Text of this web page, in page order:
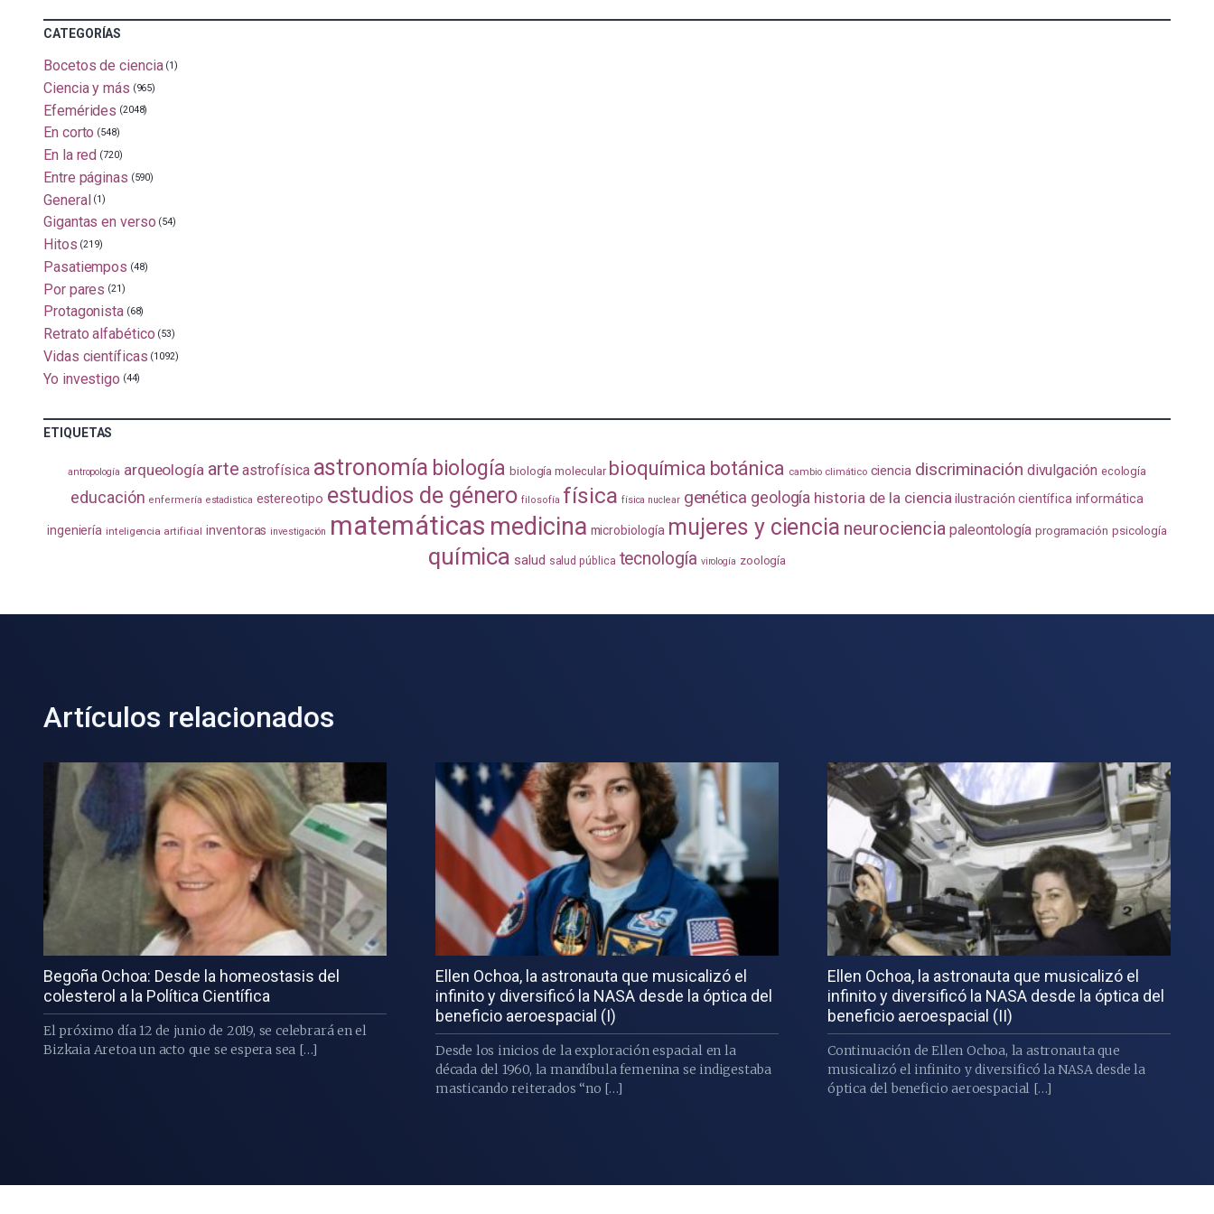
CATEGORÍAS
Bocetos de ciencia (1)
Ciencia y más (965)
Efemérides (2048)
En corto (548)
En la red (720)
Entre páginas (590)
General (1)
Gigantas en verso (54)
Hitos (219)
Pasatiempos (48)
Por pares (21)
Protagonista (68)
Retrato alfabético (53)
Vidas científicas (1092)
Yo investigo (44)
ETIQUETAS
antropología arqueología arte astrofísica astronomía biología biología molecular bioquímica botánica cambio climático ciencia discriminación divulgación ecología
educación enfermería estadistica estereotipo estudios de género filosofía física física nuclear genética geología historia de la ciencia ilustración científica informática
ingeniería inteligencia artificial inventoras investigación matemáticas medicina microbiología mujeres y ciencia neurociencia paleontología programación psicología
química salud salud pública tecnología virología zoología
Artículos relacionados
Begoña Ochoa: Desde la homeostasis del
colesterol a la Política Científica
El próximo día 12 de junio de 2019, se celebrará en el
Bizkaia Aretoa un acto que se espera sea […]
Ellen Ochoa, la astronauta que musicalizó el
infinito y diversificó la NASA desde la óptica del
beneficio aeroespacial (I)
Desde los inicios de la exploración espacial en la
década del 1960, la mandíbula femenina se indigestaba
masticando reiterados “no […]
Ellen Ochoa, la astronauta que musicalizó el
infinito y diversificó la NASA desde la óptica del
beneficio aeroespacial (II)
Continuación de Ellen Ochoa, la astronauta que
musicalizó el infinito y diversificó la NASA desde la
óptica del beneficio aeroespacial […]